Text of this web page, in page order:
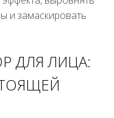
и замаскировать
ДЛЯ ЛИЦА: